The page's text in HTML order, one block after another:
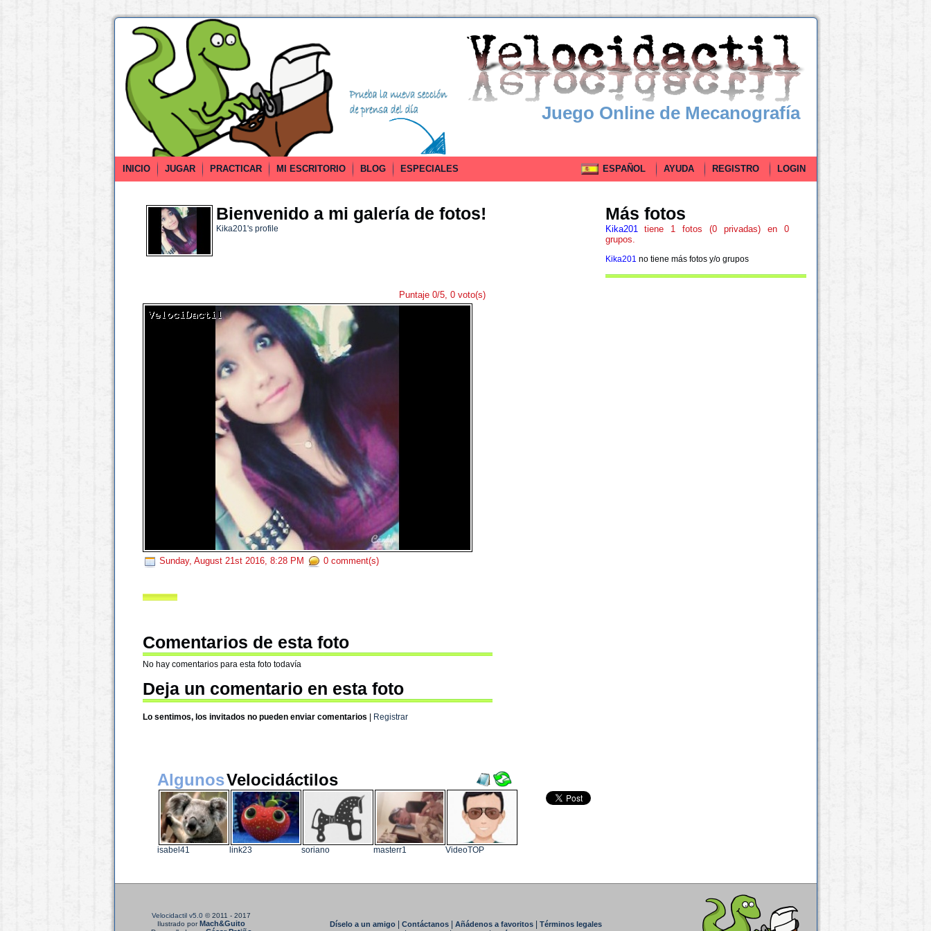
Juego Online de Mecanografía
INICIO JUGAR PRACTICAR MI ESCRITORIO BLOG ESPECIALES ESPAÑOL AYUDA REGISTRO LOGIN
Bienvenido a mi galería de fotos!
Kika201's profile
Puntaje 0/5, 0 voto(s)
Sunday, August 21st 2016, 8:28 PM 0 comment(s)
Comentarios de esta foto
No hay comentarios para esta foto todavía
Deja un comentario en esta foto
Lo sentimos, los invitados no pueden enviar comentarios Registrar
Más fotos
Kika201tiene 1 fotos (0 privadas) en 0
grupos.
Kika201 no tiene más fotos y/o grupos
AlgunosVelocidáctilos
isabel41 link23 soriano masterr1 VideoTOP
Velocidactil v5.0 © 2011 - 2017
Ilustrado porMach&Guito Díselo a un amigo| Contáctanos| Añádenos a favoritos|
Términos legales